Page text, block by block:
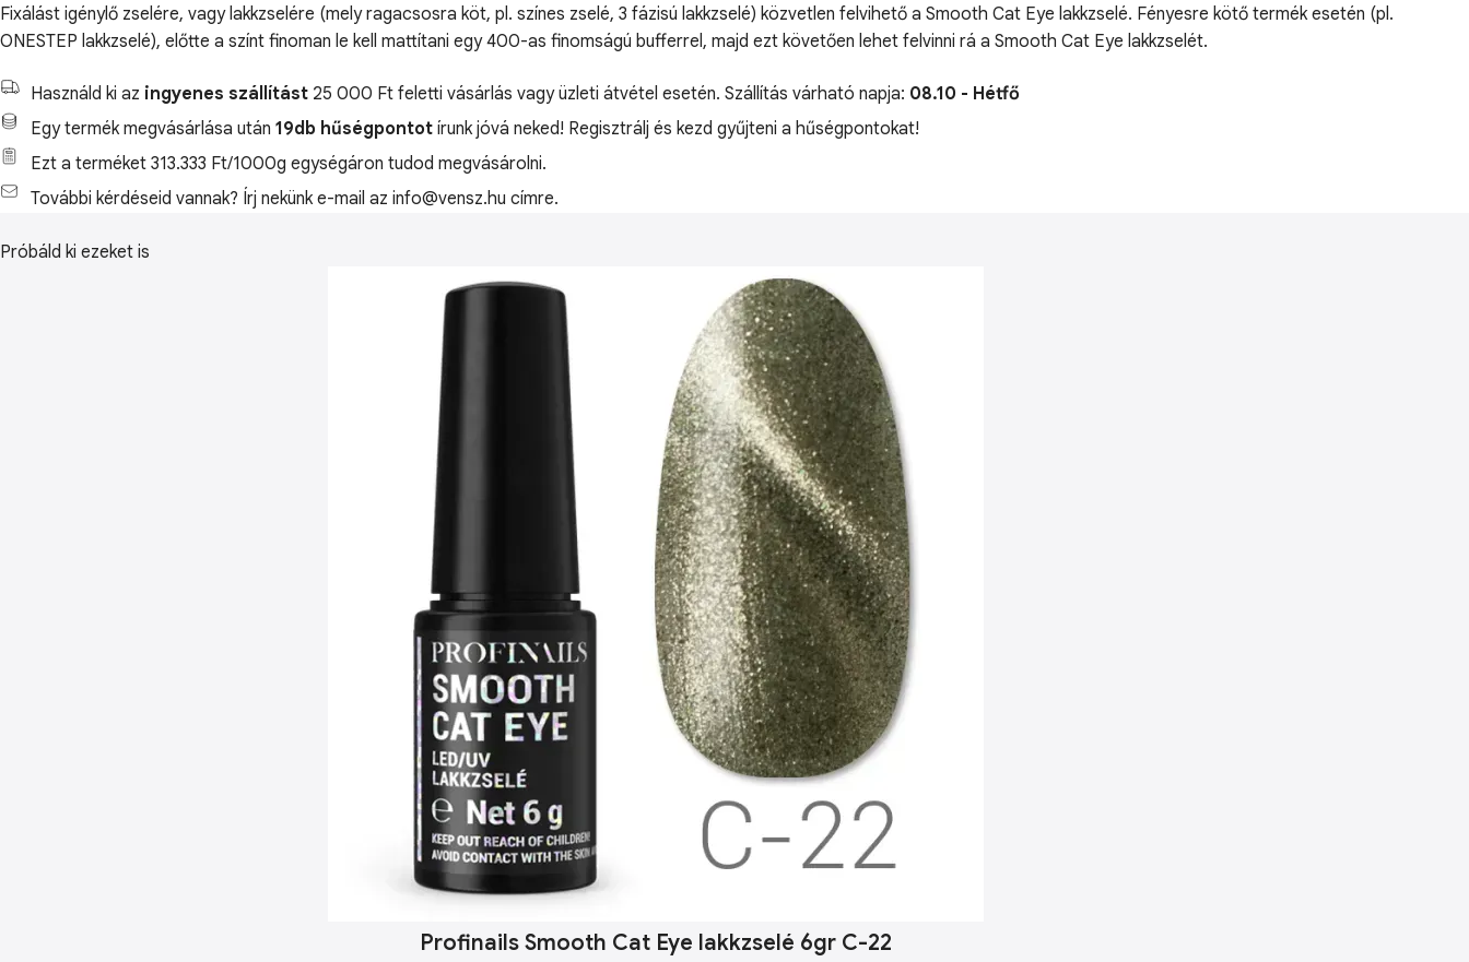
Fixálást igénylő zselére, vagy lakkzselére (mely ragacsosra köt, pl. színes zselé, 3 fázisú lakkzselé) közvetlen felvihető a Smooth Cat Eye lakkzselé. Fényesre kötő termék esetén (pl.
ONESTEP lakkzselé), előtte a színt finoman le kell mattítani egy 400-as finomságú bufferrel, majd ezt követően lehet felvinni rá a Smooth Cat Eye lakkzselét.
Használd ki az ingyenes szállítást 25 000 Ft feletti vásárlás vagy üzleti átvétel esetén. Szállítás várható napja: 08.10 - Hétfő
Egy termék megvásárlása után 19db hűségpontot írunk jóvá neked! Regisztrálj és kezd gyűjteni a hűségpontokat!
Ezt a terméket 313.333 Ft/1000g egységáron tudod megvásárolni.
További kérdéseid vannak? Írj nekünk e-mail az info@vensz.hu címre.
Próbáld ki ezeket is
Profinails Smooth Cat Eye lakkzselé 6gr C-22